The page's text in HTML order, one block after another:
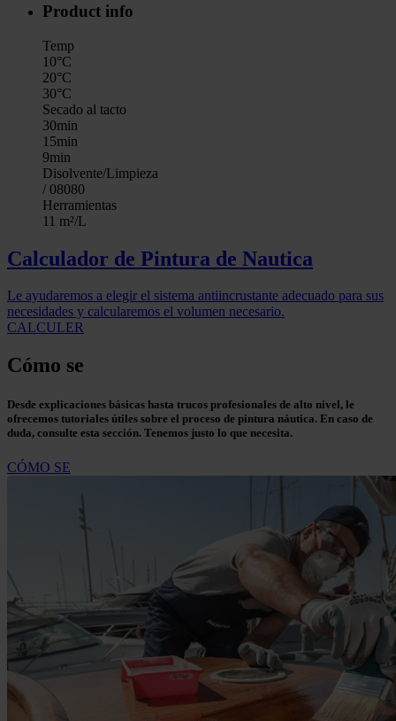
Product info
Temp
10°C
20°C
30°C
Secado al tacto
30min
15min
9min
Disolvente/Limpieza
/ 08080
Herramientas
11 m²/L
Calculador de Pintura de Nautica
Le ayudaremos a elegir el sistema antiincrustante adecuado para sus
necesidades y calcularemos el volumen necesario.
CALCULER
Cómo se
Desde explicaciones básicas hasta trucos profesionales de alto nivel, le
ofrecemos tutoriales útiles sobre el proceso de pintura náutica. En caso de
duda, consulte esta sección. Tenemos justo lo que necesita.
CÓMO SE